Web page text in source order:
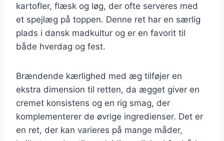
kartofler, flæsk og løg, der ofte serveres med
et spejlæg på toppen. Denne ret har en særlig
plads i dansk madkultur og er en favorit til
både hverdag og fest.
Brændende kærlighed med æg tilføjer en
ekstra dimension til retten, da ægget giver en
cremet konsistens og en rig smag, der
komplementerer de øvrige ingredienser. Det er
en ret, der kan varieres på mange måder,